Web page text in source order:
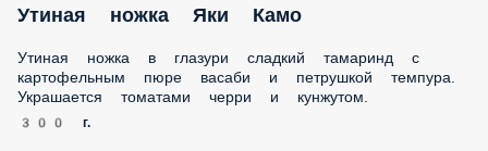
Утиная ножка Яки Камо
Утиная ножка в глазури сладкий тамаринд с картофельным
пюре васаби и петрушкой темпура. Украшается томатами
черри и кунжутом.
300 г.